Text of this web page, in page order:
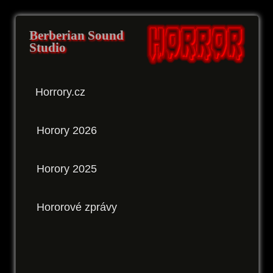
Berberian Sound
Studio
Horrory.cz
Horory 2026
Horory 2025
Hororové zprávy